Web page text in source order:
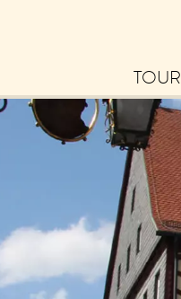
–
Tipps
zu